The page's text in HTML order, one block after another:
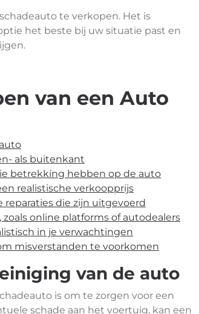
te verkopen. Het is
het beste bij uw situatie past en
van een Auto
als buitenkant
betrekking hebben op de auto
realistische verkoopprijs
reparaties die zijn uitgevoerd
online platforms of autodealers
in je verwachtingen
misverstanden te voorkomen
van de auto
is om te zorgen voor een
schade aan het voertuig, kan een